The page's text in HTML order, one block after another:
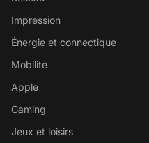
Impression
Énergie et connectique
Mobilité
Apple
Gaming
Jeux et loisirs